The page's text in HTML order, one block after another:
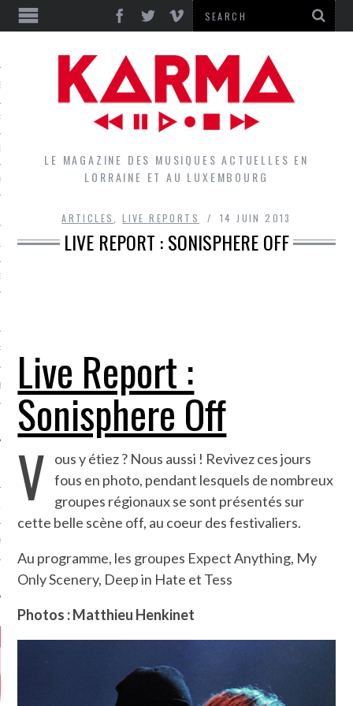
GROUPES DU LOCAL
LE MAGAZINE DES MUSIQUES ACTUELLES EN
LORRAINE ET AU LUXEMBOURG
ARTICLES ,LIVE REPORTS 14 JUIN 2013
LIVE REPORT : SONISPHERE OFF
Live Report :
Sonisphere Off
V
ous y étiez ? Nous aussi ! Revivez ces jours
fous en photo, pendant lesquels de nombreux
groupes régionaux se sont présentés sur
cette belle scène off, au coeur des festivaliers.
Au programme, les groupes Expect Anything, My
Only Scenery, Deep in Hate et Tess
Photos : Matthieu Henkinet